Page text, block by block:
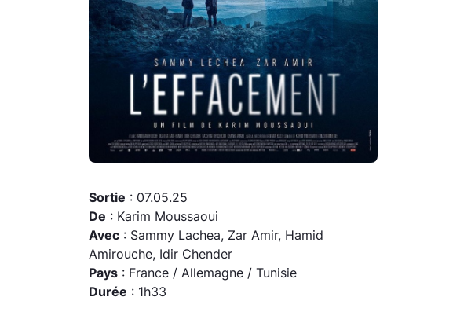
Sortie : 07.05.25
De : Karim Moussaoui
Avec : Sammy Lachea, Zar Amir, Hamid
Amirouche, Idir Chender
Pays : France / Allemagne / Tunisie
Durée : 1h33